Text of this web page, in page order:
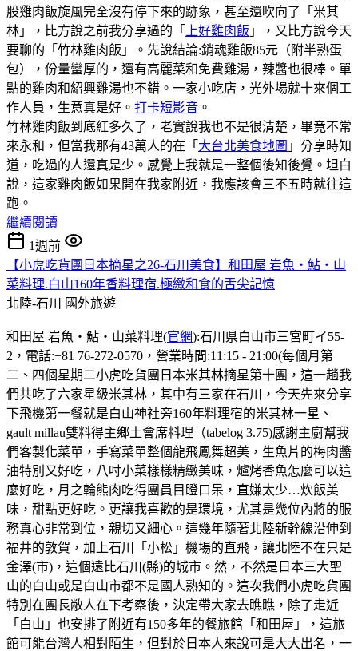
股雞肉飯旋風完全沒有停下來的跡象，甚至還吹向了「米其
林」，比方說之前我分享過的「
上好雞肉飯 」，又比方說今天
要聊的「竹林雞肉飯」。先說結論:銷魂雞飯85元（附半熟蛋
包），份量蠻厚的，還有高麗菜和免費雞湯，辣醬也很棒。單
點的雞肉和紹興雞湯也不錯。一家小吃店，光外場就十來個工
作人員，生意真是好。 打卡短影音 。
竹林雞肉飯到底紅多久了，老實說我也不是很清楚，畢竟不常
來永和，但當我那有43萬人的在「 大台北美食地圖 」分享時知
道，吃過的人還真是少。感覺上我就是一整個後知後覺。坦白
說，這家雞肉飯如果開在我家附近，我應該會三不五時就往這
跑。
繼續閱讀
1週前
【小虎吃貨團日本摘星之26-石川美食】和田屋 岩魚・鮎・山
菜料理.白山160年香料理宿.極緻和食的舌尖記憶
北陸-石川
國外旅遊
和田屋 岩魚・鮎・山菜料理(官網):石川県白山市三宮町イ55-
2，電話:+81 76-272-0570，營業時間:11:15 - 21:00(每個月第
二、四個星期二小虎吃貨團日本米其林摘星第十團，這一趟我
們共吃了六家星級米其林，其中有三家在石川，今天先來分享
下飛機第一餐就是白山神社旁160年料理宿的米其林一星、
gault millau雙料得主鄉土會席料理（tabelog 3.75)感謝主廚幫我
們客製化菜單，手寫菜單整個龍飛鳳舞超美，生魚片的梅肉醬
油特別又好吃，八吋小菜樣樣精緻美味，爐烤香魚怎麼可以這
麼好吃，月之輪熊肉吃得團員目瞪口呆，直嫌太少…炊飯美
味，甜點更好吃。更讓我喜歡的是環境，尤其是幾位內將的服
務真心非常到位，親切又細心。這幾年隨著北陸新幹線沿伸到
福井的敦賀，加上石川「小松」機場的直飛，讓北陸不在只是
金澤(市)，這個遠比石川(縣)的城市。然，不然是日本三大聖
山的白山或是白山市都不是國人熟知的。這次我們小虎吃貨團
特別在團長敝人在下考察後，決定帶大家去瞧瞧，除了走近
「白山」也安排了附近有150多年的餐旅館「和田屋」，這旅
館可能台灣人相對陌生，但對於日本人來說可是大大出名，一